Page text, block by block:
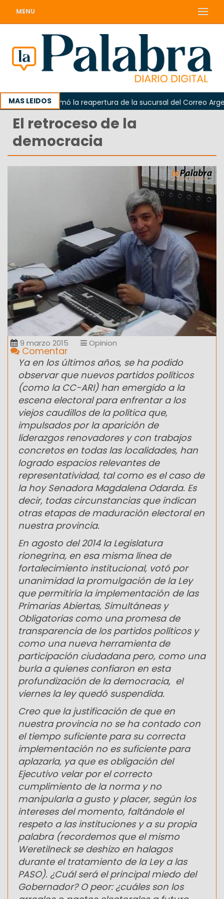
MENU
MAS LEIDOS
reclamó la reapertura de la sucursal del Correo
El retroceso de la
democracia
9 marzo 2015 Opinion
Comentar
Ya en los últimos años, se ha podido
observar que nuevos partidos políticos
(como la CC-ARI) han emergido a la
escena electoral para enfrentar a los
viejos caudillos de la política que,
impulsados por la aparición de
liderazgos renovadores y con trabajos
concretos en todas las localidades, han
logrado espacios relevantes de
representatividad, tal como es el caso de
la hoy Senadora Magdalena Odarda. Es
decir, todas circunstancias que indican
otras etapas de maduración electoral en
nuestra provincia.
En agosto del 2014 la Legislatura
rionegrina, en esa misma línea de
fortalecimiento institucional, votó por
unanimidad la promulgación de la Ley
que permitiría la implementación de las
Primarias Abiertas, Simultáneas y
Obligatorias como una promesa de
transparencia de los partidos políticos y
como una nueva herramienta de
participación ciudadana pero, como una
burla a quienes confiaron en esta
profundización de la democracia, el
viernes la ley quedó suspendida.
Creo que la justificación de que en
nuestra provincia no se ha contado con
el tiempo suficiente para su correcta
implementación no es suficiente para
aplazarla, ya que es obligación del
Ejecutivo velar por el correcto
cumplimiento de la norma y no
manipularla a gusto y placer, según los
intereses del momento, faltándole el
respeto a las instituciones y a su propia
palabra (recordemos que el mismo
Weretilneck se deshizo en halagos
durante el tratamiento de la Ley a las
PASO). ¿Cuál será el principal miedo del
Gobernador? O peor: ¿cuáles son los